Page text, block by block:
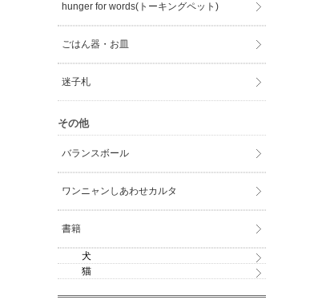
hunger for words(トーキングペット)
ごはん器・お皿
迷子札
その他
バランスボール
ワンニャンしあわせカルタ
書籍
犬
猫